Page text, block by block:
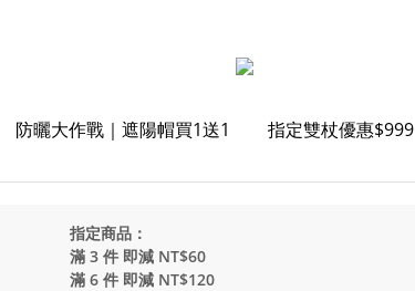
防曬大作戰｜遮陽帽買1送1 指定雙杖優惠$999
指定商品：
滿 3 件 即減 NT$60
滿 6 件 即減 NT$120